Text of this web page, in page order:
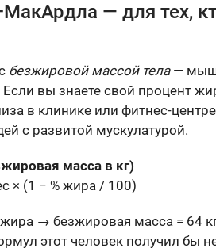
— для тех,
безжировой массой тела—
вы знаете свой процент
в клинике или фитнес-
с развитой мускулатурой.
масса в кг)
× (1 − % жира / 100)
→ безжировая масса = 64
этот человек получил бы